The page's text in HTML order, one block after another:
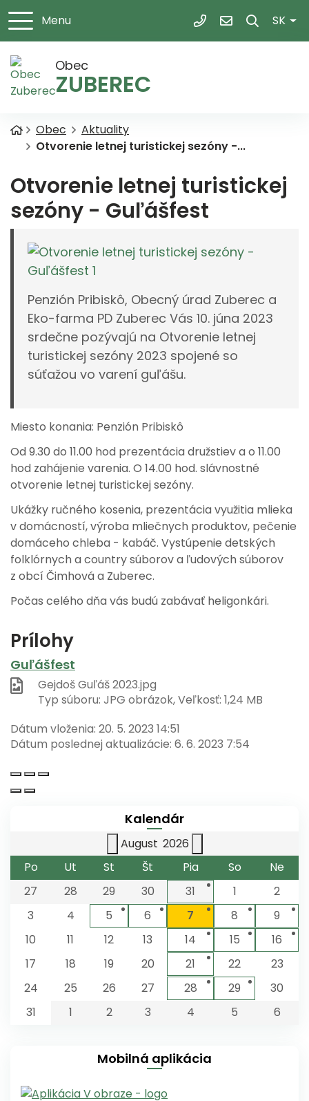
Menu +421 43 5395 103
SK
Obec
ZUBEREC
Úvodná stránka
Obec
Aktuality
Otvorenie letnej turistickej sezóny -...
Otvorenie letnej turistickej
sezóny - Guľášfest
Penzión Pribiskô, Obecný úrad Zuberec a
Eko-farma PD Zuberec Vás 10. júna 2023
srdečne pozývajú na Otvorenie letnej
turistickej sezóny 2023 spojené so
súťažou vo varení guľášu.
Miesto konania: Penzión Pribiskô
Od 9.30 do 11.00 hod prezentácia družstiev a o 11.00
hod zahájenie varenia. O 14.00 hod. slávnostné
otvorenie letnej turistickej sezóny.
Ukážky ručného kosenia, prezentácia využitia mlieka
v domácností, výroba mliečnych produktov, pečenie
domáceho chleba - kabáč. Vystúpenie detských
folklórnych a country súborov a ľudových súborov
z obcí Čimhová a Zuberec.
Počas celého dňa vás budú zabávať heligonkári.
Prílohy
Guľášfest
Gejdoš Guľáš 2023.jpg
Typ súboru: JPG obrázok, Veľkosť: 1,24 MB
Dátum vloženia: 20. 5. 2023 14:51
Dátum poslednej aktualizácie: 6. 6. 2023 7:54
Kalendár
August 2026
Po
Ut St Št Pia So
Ne
27
28 29 30 31 1
2
3
4 5 6 7 8
9
10
11 12 13 14 15
16
17
18 19 20 21 22
23
24
25 26 27 28 29
30
31
1 2 3 4 5 6
Mobilná aplikácia